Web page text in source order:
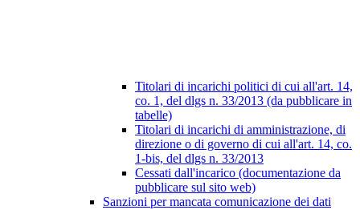
Titolari di incarichi politici di cui all'art. 14,
co. 1, del dlgs n. 33/2013 (da pubblicare in
tabelle)
Titolari di incarichi di amministrazione, di
direzione o di governo di cui all'art. 14, co.
1-bis, del dlgs n. 33/2013
Cessati dall'incarico (documentazione da
pubblicare sul sito web)
Sanzioni per mancata comunicazione dei dati